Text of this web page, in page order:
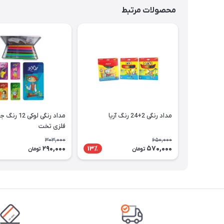
محصولات مرتبط
مداد رنگی 2+24 رنگ آریا
650,000
570,000 تومان 13٪
مداد رنگی لوکی
فلزی تخت
303,000
290,000 تومان